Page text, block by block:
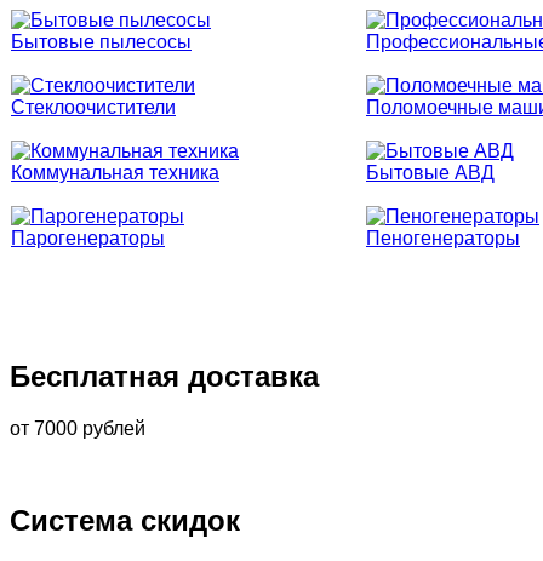
Бытовые пылесосы
Стеклоочистители Поломоечные
Коммунальная техника Бытовые АВД
Парогенераторы Пеногенераторы
Бесплатная доставка
от 7000 рублей
Система скидок